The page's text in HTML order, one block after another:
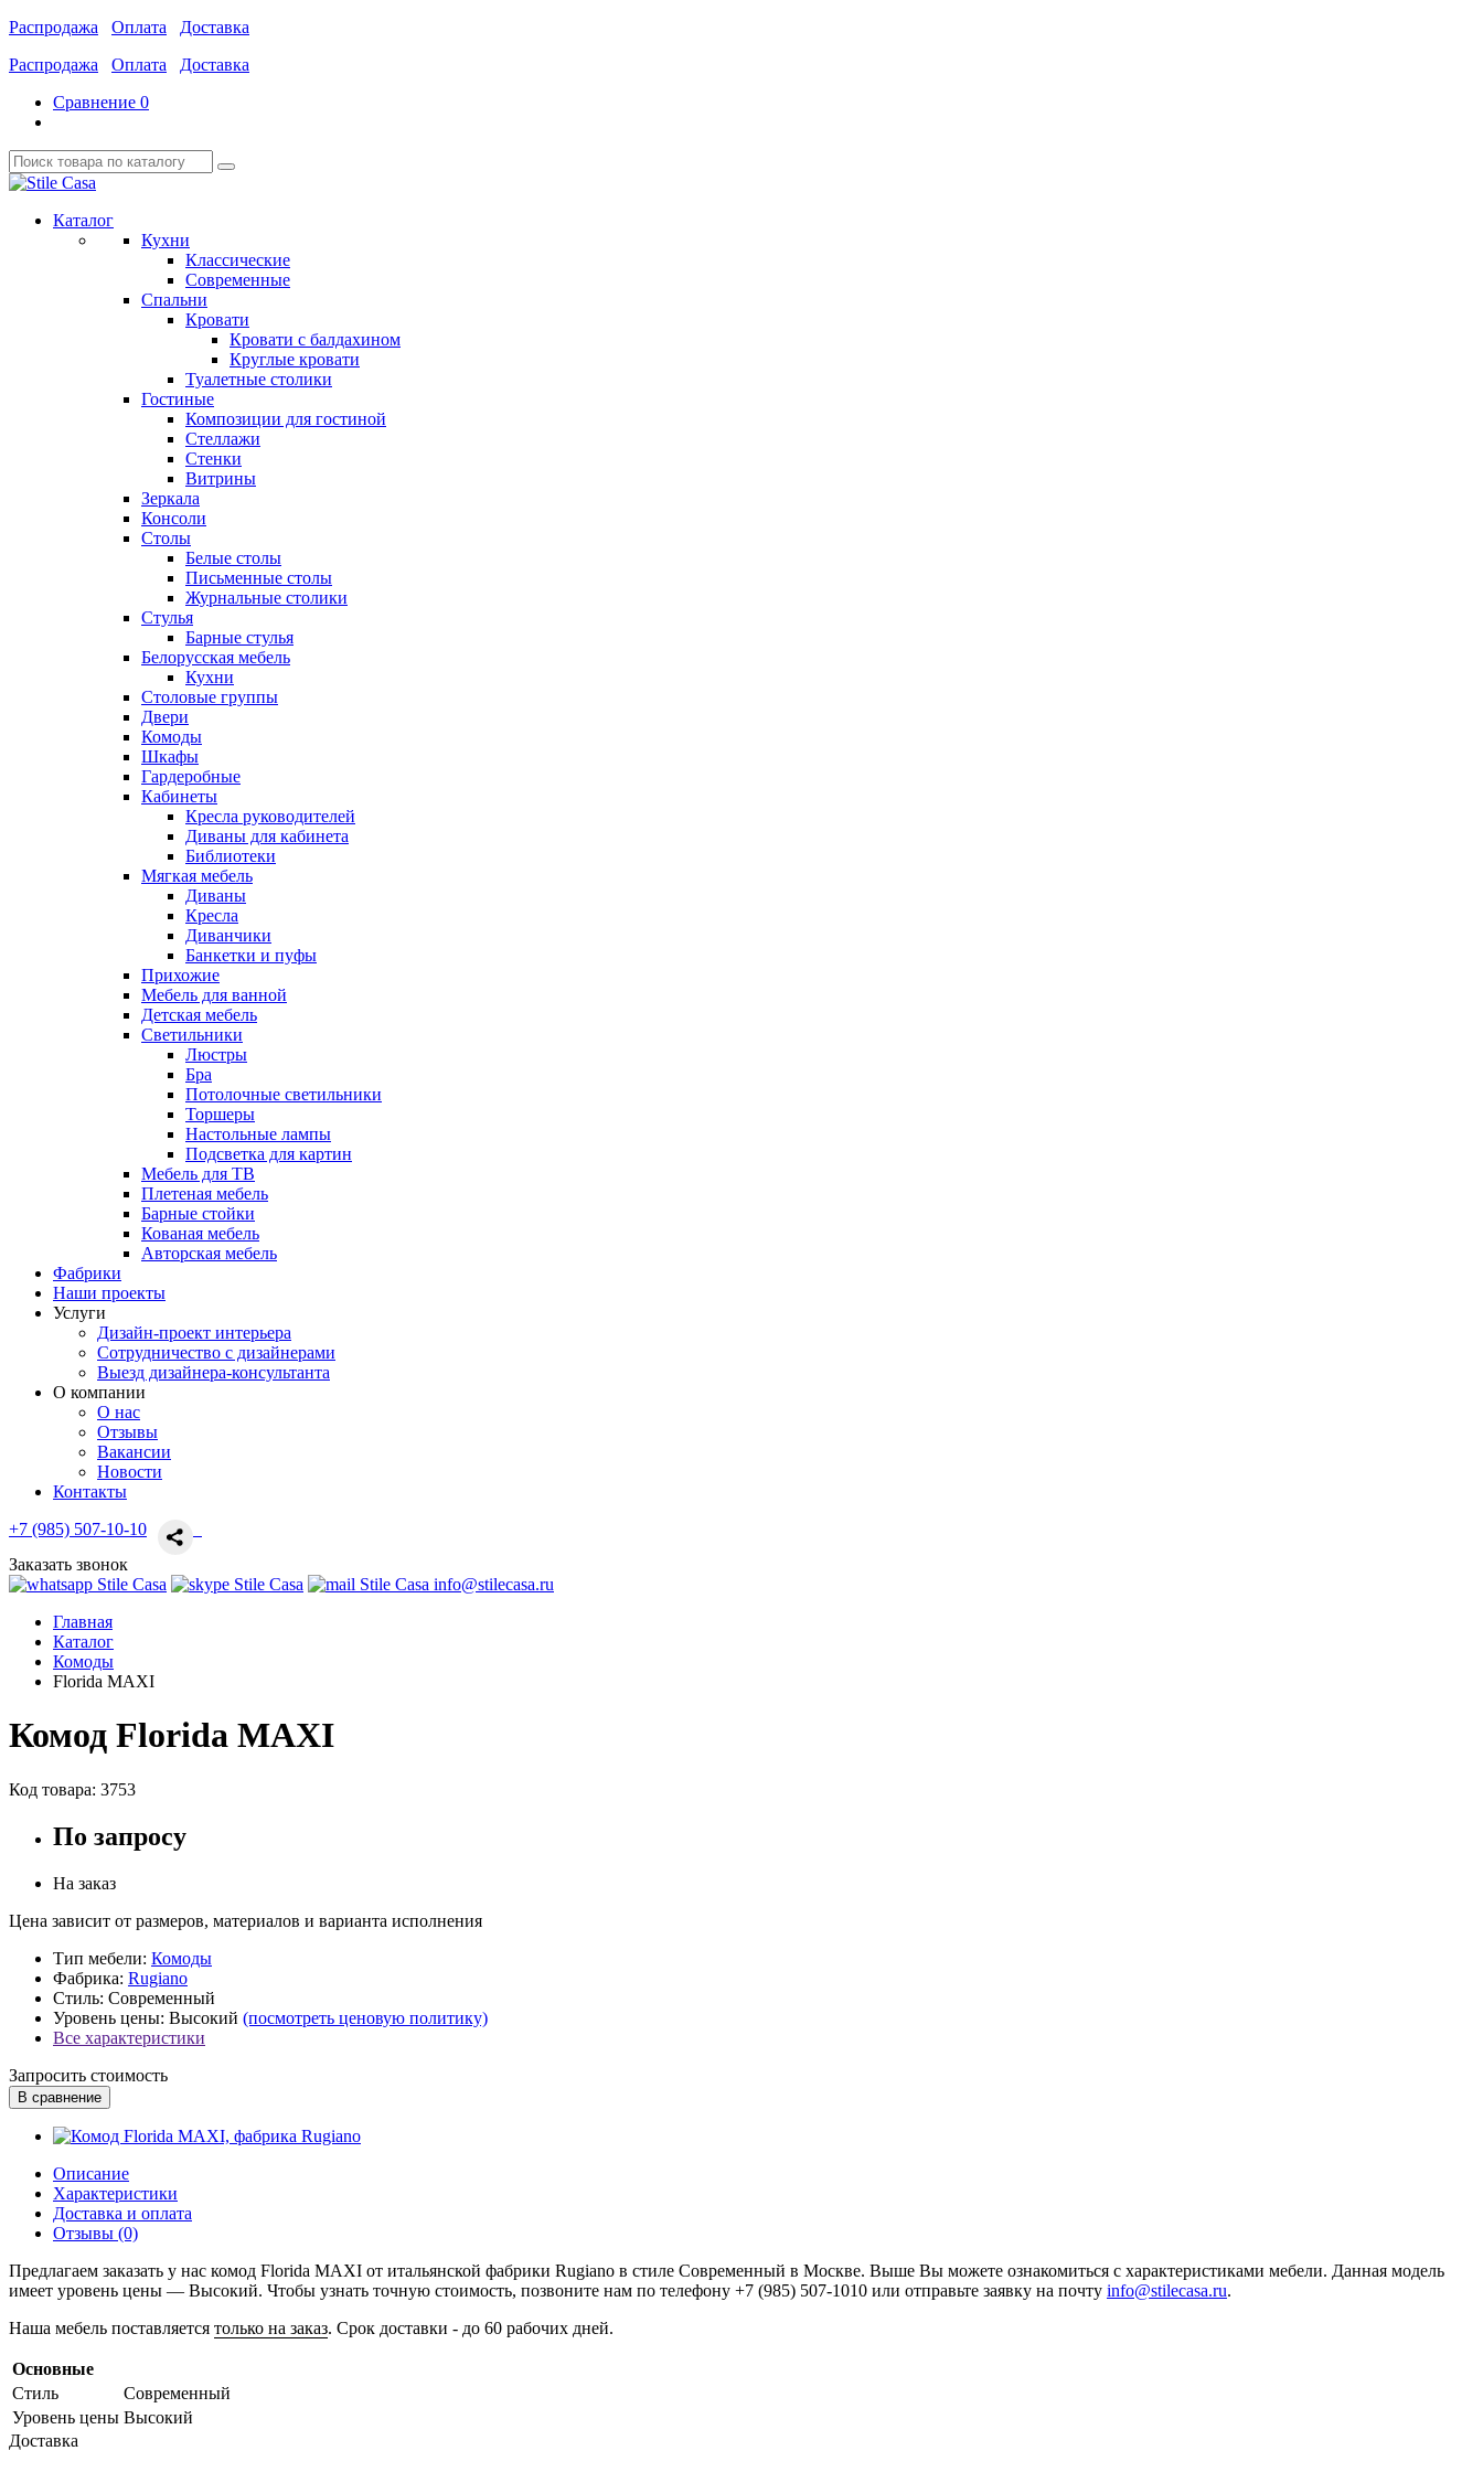
Распродажа Оплата
Доставка
Распродажа
Оплата
Доставка
Сравнение 0
Каталог
Кухни
Классические
Современные
Спальни
Кровати
Кровати с балдахином
Круглые кровати
Туалетные столики
Гостиные
Композиции для гостиной
Стеллажи
Стенки
Витрины
Зеркала
Консоли
Столы
Белые столы
Письменные столы
Журнальные столики
Стулья
Барные стулья
Белорусская мебель
Кухни
Столовые группы
Двери
Комоды
Шкафы
Гардеробные
Кабинеты
Кресла руководителей
Диваны для кабинета
Библиотеки
Мягкая мебель
Диваны
Кресла
Диванчики
Банкетки и пуфы
Прихожие
Мебель для ванной
Детская мебель
Светильники
Люстры
Бра
Потолочные светильники
Торшеры
Настольные лампы
Подсветка для картин
Мебель для ТВ
Плетеная мебель
Барные стойки
Кованая мебель
Авторская мебель
Фабрики
Наши проекты
Услуги
Дизайн-проект интерьера
Сотрудничество с дизайнерами
Выезд дизайнера-консультанта
О компании
О нас
Отзывы
Вакансии
Новости
Контакты
+7 (985) 507-10-10
Заказать звонок
info@stilecasa.ru
Главная
Каталог
Комоды
Florida MAXI
Комод Florida MAXI
Код товара: 3753
По запросу
На заказ
Цена зависит от размеров, материалов и варианта исполнения
Тип мебели: Комоды
Фабрика: Rugiano
Стиль: Современный
Уровень цены: Высокий (посмотреть ценовую политику)
Все характеристики
Запросить стоимость
В сравнение
Описание
Характеристики
Доставка и оплата
Отзывы (0)
Предлагаем заказать у нас комод Florida MAXI от итальянской фабрики Rugiano в стиле Современный в Москве. Выше Вы можете ознакомиться с характеристиками мебели. Данная модель
имеет уровень цены — Высокий. Чтобы узнать точную стоимость, позвоните нам по телефону +7 (985) 507-1010 или отправьте заявку на почту info@stilecasa.ru.
Наша мебель поставляется только на заказ. Срок доставки - до 60 рабочих дней.
Основные
Стиль
Современный
Уровень цены Высокий
Доставка